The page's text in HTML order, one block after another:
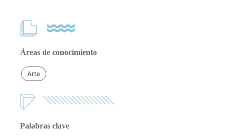
Áreas de conocimiento
Arte
Palabras clave